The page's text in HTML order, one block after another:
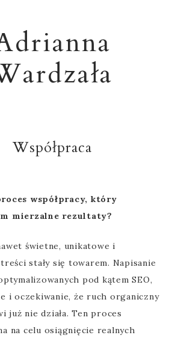
Współpraca
współpracy, który
mierzalne rezultaty?
świetne, unikatowe i
stały się towarem. Napisanie
pod kątem SEO,
i oczekiwanie, że ruch organiczny
już nie działa. Ten proces
na celu osiągnięcie realnych